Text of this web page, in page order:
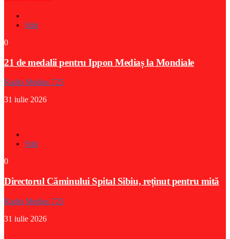
Stiri
0
21 de medalii pentru Ippon Mediaș la Mondiale
Radio Medias 725
31 iulie 2026
Stiri
0
Directorul Căminului Spital Sibiu, reținut pentru mită
Radio Medias 725
31 iulie 2026